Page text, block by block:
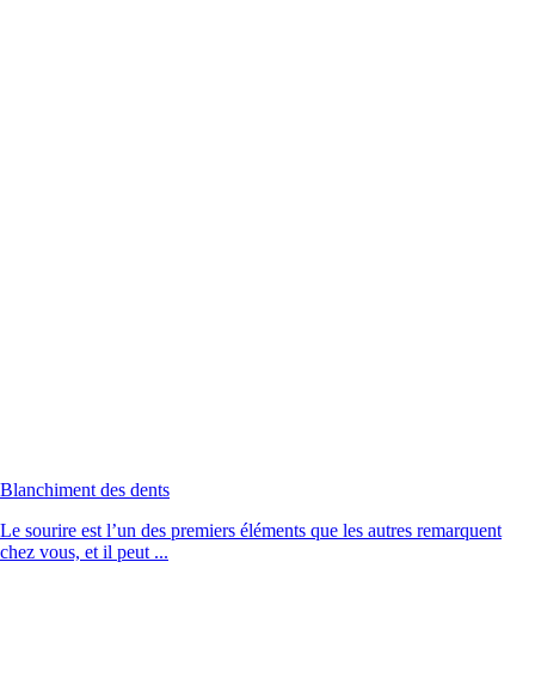
Blanchiment des dents
Le sourire est l’un des premiers éléments que les autres remarquent
chez vous, et il peut ...